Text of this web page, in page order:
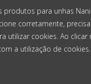
produtos para unhas
corretamente,
utilizar cookies. Ao clicar
a utilização de cookies.